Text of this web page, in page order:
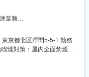
恵まれず内部リソースの
いため、外部キャリア人
化を図りたいと考えてい
監査人財の育成およびグ
きる人財を求めていま
業務
試験・設備管理などの関
、研究部門やCMC部門と
って頂きます。（ご経験
当頂く可能性もございま
京都北区浮間5-5-1 勤務
煙対策：屋内全面禁煙変
トワーク含む）